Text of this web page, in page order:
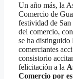
Un año más, la
Comercio de
festividad de San
del comercio,
se ha distinguido
comerciantes
consistorio
felicitación a la
Comercio por